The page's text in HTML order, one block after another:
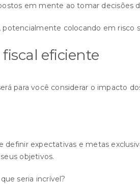
em mente ao tomar decisões
colocando em risco
eficiente
para você considerar o impacto
expectativas e metas
objetivos.
seria incrível?